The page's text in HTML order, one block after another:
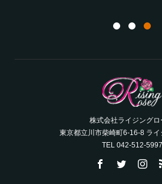
株式会社ライジングロ
東京都立川市柴崎町6-16-8 ライ
TEL 042-512-5997